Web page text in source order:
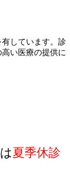
しています。診
い医療の提供に
は夏季休診